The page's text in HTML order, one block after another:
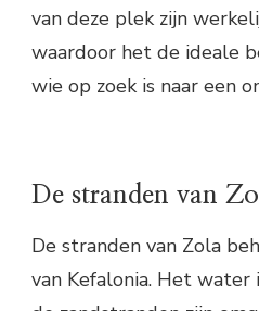
van deze plek zijn
waardoor het de ideale
wie op zoek is naar een
De stranden van
De stranden van Zola
van Kefalonia. Het